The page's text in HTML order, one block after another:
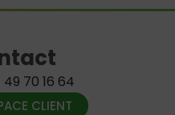
49 70 16 64
CLIENT